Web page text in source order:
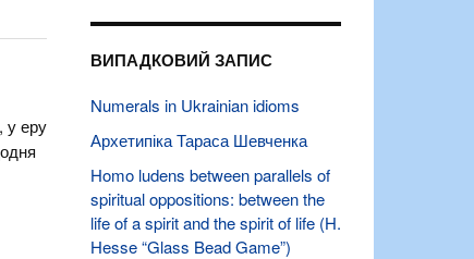
у еру
ВИПАДКОВИЙ ЗАПИС
Numerals in Ukrainian idioms
Архетипіка Тараса Шевченка
Homo ludens between parallels of
spiritual oppositions: between the
life of a spirit and the spirit of life (H.
Hesse “Glass Bead Game”)